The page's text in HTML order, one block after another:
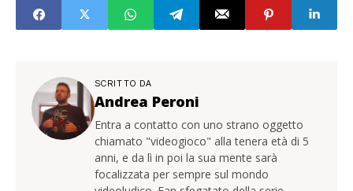
SCRITTO DA
Andrea Peroni
Entra a contatto con uno strano oggetto
chiamato "videogioco" alla tenera età di 5
anni, e da lì in poi la sua mente sarà
focalizzata per sempre sul mondo